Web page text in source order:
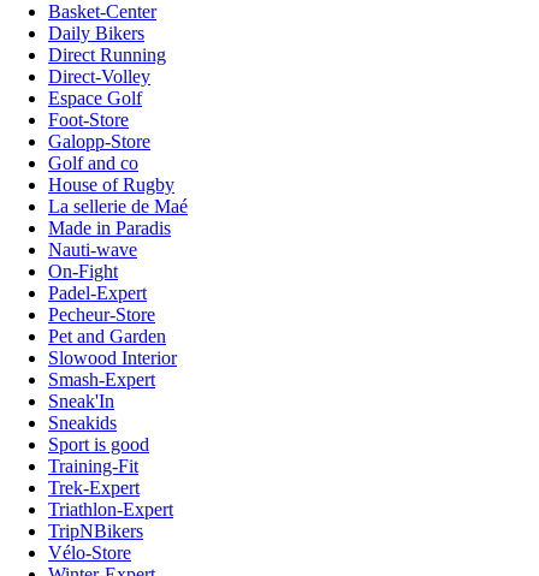
Basket-Center
Daily Bikers
Direct Running
Direct-Volley
Espace Golf
Foot-Store
Galopp-Store
Golf and co
House of Rugby
La sellerie de Maé
Made in Paradis
Nauti-wave
On-Fight
Padel-Expert
Pecheur-Store
Pet and Garden
Slowood Interior
Smash-Expert
Sneak'In
Sneakids
Sport is good
Training-Fit
Trek-Expert
Triathlon-Expert
TripNBikers
Vélo-Store